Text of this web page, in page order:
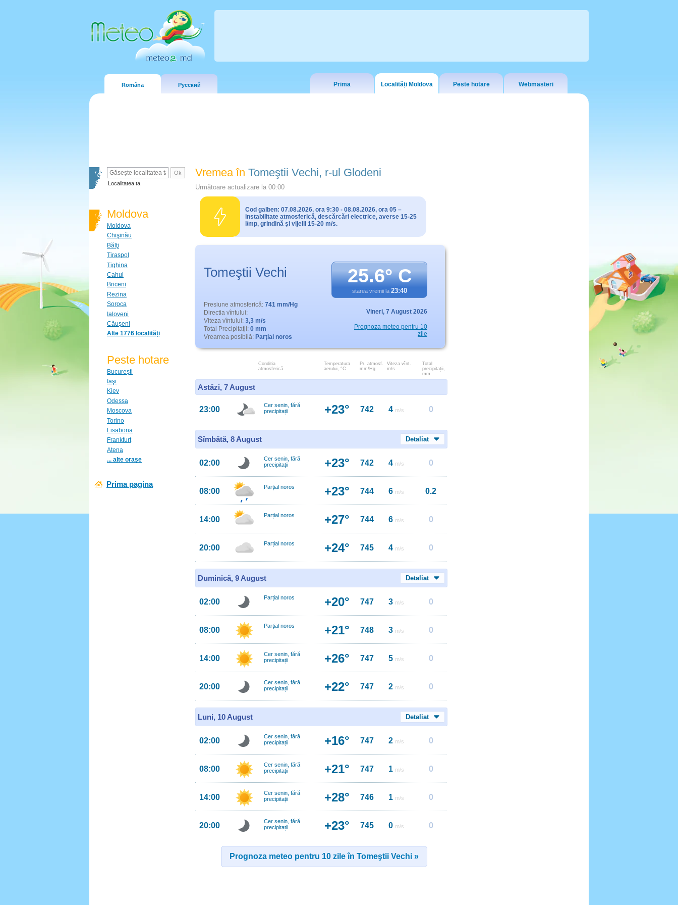
Româna Русский Prima Localități Moldova Peste hotare Webmasteri
Localitatea ta
Moldova
Moldova
Chişinău
Bălţi
Tiraspol
Tighina
Cahul
Briceni
Rezina
Soroca
Ialoveni
Căuşeni
Alte 1776 localități
Peste hotare
Bucureşti
Iaşi
Kiev
Odessa
Moscova
Torino
Lisabona
Frankfurt
Atena
... alte orașe
Prima pagina
Vremea în Tomeştii Vechi, r-ul Glodeni
Următoare actualizare la 00:00
Cod galben: 07.08.2026, ora 9:30 - 08.08.2026, ora 05 –
instabilitate atmosferică, descărcări electrice, averse 15-25
l/mp, grindină și vijelii 15-20 m/s.
Tomeştii Vechi 25.6° C
starea vremii la 23:40
Presiune atmosferică: 741 mm/Hg
Directia vîntului:
Viteza vîntului: 3,3 m/s
Total Precipitaţii: 0 mm
Vreamea posibilă: Parțial noros
Vineri, 7 August 2026
Prognoza meteo pentru 10
zile
Conditia
atmosferică
Temperatura
aerului, °C
Pr. atmosf.
mm/Hg
Viteza vînt.
m/s
Total
precipitații,
mm
Astăzi, 7 August
23:00
Cer senin, fără
precipitații
+23° 742 4 m/s 0
Sîmbătă, 8 August Detaliat
02:00
Cer senin, fără
precipitații
+23° 742 4 m/s 0
08:00 Parțial noros +23° 744 6 m/s 0.2
14:00 Parțial noros +27° 744 6 m/s 0
20:00 Parțial noros +24° 745 4 m/s 0
Duminică, 9 August Detaliat
02:00 Parțial noros +20° 747 3 m/s 0
08:00 Parţial noros +21° 748 3 m/s 0
14:00
Cer senin, fără
precipitații
+26° 747 5 m/s 0
20:00
Cer senin, fără
precipitații
+22° 747 2 m/s 0
Luni, 10 August Detaliat
02:00
Cer senin, fără
precipitații
+16° 747 2 m/s 0
08:00
Cer senin, fără
precipitații
+21° 747 1 m/s 0
14:00
Cer senin, fără
precipitații
+28° 746 1 m/s 0
20:00
Cer senin, fără
precipitații
+23° 745 0 m/s 0
Prognoza meteo pentru 10 zile în Tomeştii Vechi »